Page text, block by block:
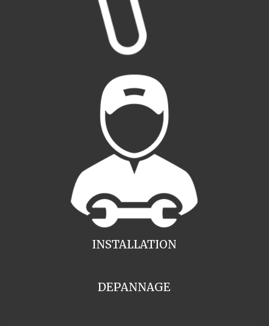
INSTALLATION
DEPANNAGE